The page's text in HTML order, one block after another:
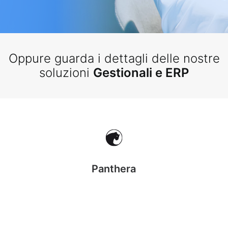
Oppure guarda i dettagli delle nostre
soluzioni Gestionali e ERP
Panthera